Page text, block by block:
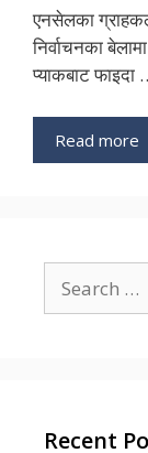
एनसेलका
निर्वाचनका
प्याकबाट फाइदा
Read more
for:
Recent